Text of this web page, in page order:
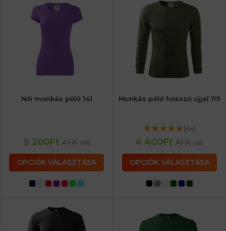
Női munkás póló 141
5 200Ft ÁFA-val
OPCIÓK VÁLASZTÁSA
Munkás póló hosszú ujjal 119
(4x)
4 400Ft ÁFA-val
OPCIÓK VÁLASZTÁSA